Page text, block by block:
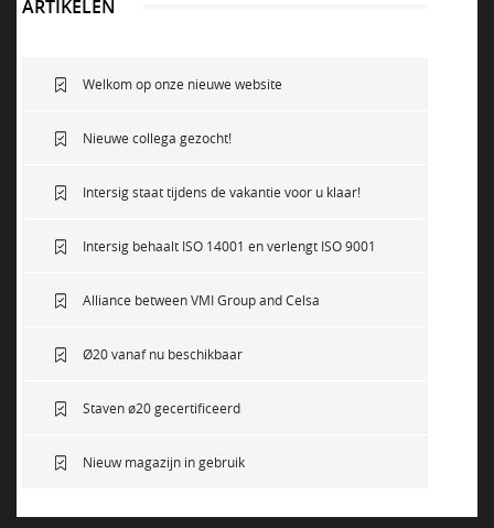
ARTIKELEN
Welkom op onze nieuwe website
Nieuwe collega gezocht!
Intersig staat tijdens de vakantie voor u klaar!
Intersig behaalt ISO 14001 en verlengt ISO 9001
Alliance between VMI Group and Celsa
Ø20 vanaf nu beschikbaar
Staven ø20 gecertificeerd
Nieuw magazijn in gebruik